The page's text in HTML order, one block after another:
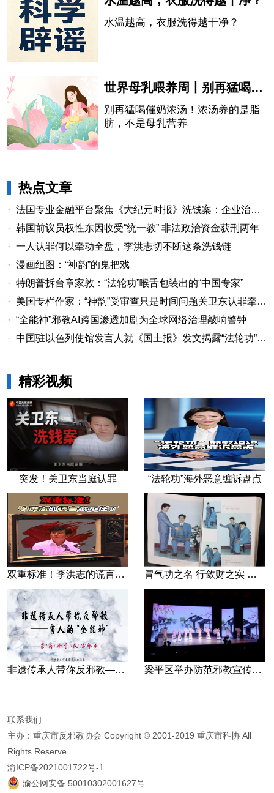
水温越高，衣服洗得越干净？
世界母乳喂养周丨别再猛喝催奶浓汤！浓汤养的是脂肪，不是母乳营养
别再猛喝催奶浓汤！浓汤养的是脂
肪，不是母乳营养
热点文章
· 法国专业金融平台聚焦《大纪元时报》洗钱案：企业治理漏洞与监管警示
· 韩国前议员权性东因收受“统一教” 非法政治资金获刑两年
· 一人认罪何以牵动全盘，李洪志切不断这条洗钱链
· 漫画组图：“神韵”的鬼把戏
· 特朗普拆台章家敦：“法轮功”喉舌包装出的“中国专家”
·
美国专栏作家：“神韵”受审查只是时间问题关卫东认罪牵出与《大纪元时报》资金链条
· “全能神”邪教AI跨国渗透加剧为全球网络治理敲响警钟
· 中国驻以色列使馆发言人就《国土报》发文揭露“法轮功”邪教本质答记者问
精彩视频
突发！关卫东当庭认罪 “法轮功”海外恶意缠诉盘点
双重标准！李洪志的谎言藏不住了 冒气功之名 行敛财之实 张宏堡义女“小倩”团伙覆灭记
非遗传承人带你反邪教—害人的“全能神” 梁平区举办防范邪教宣传专场文艺演出
联系我们
主办：重庆市反邪教协会 Copyright © 2001-2019 重庆市科协 All
Rights Reserve
渝ICP备2021001722号-1
渝公网安备 50010302001627号